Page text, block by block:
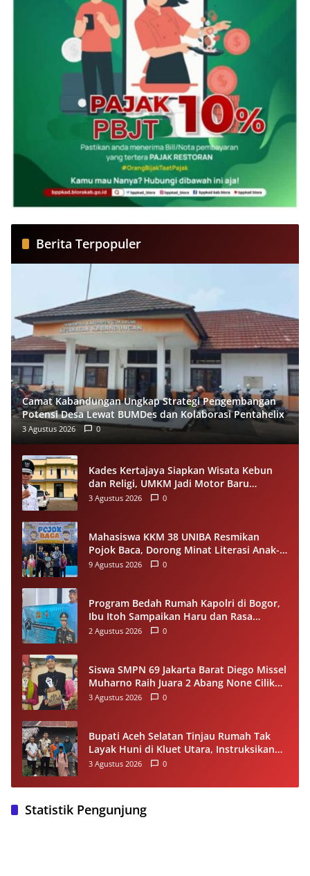
Berita Terpopuler
Camat Kabandungan Ungkap Strategi Pengembangan
Potensi Desa Lewat BUMDes dan Kolaborasi Pentahelix
3 Agustus 2026 0
Kades Kertajaya Siapkan Wisata Kebun
dan Religi, UMKM Jadi Motor Baru
Ekonomi Desa
3 Agustus 2026 0
Mahasiswa KKM 38 UNIBA Resmikan
Pojok Baca, Dorong Minat Literasi Anak-
anak Warga Desa Mekarbaru
9 Agustus 2026 0
Program Bedah Rumah Kapolri di Bogor,
Ibu Itoh Sampaikan Haru dan Rasa
Syukur
2 Agustus 2026 0
Siswa SMPN 69 Jakarta Barat Diego Missel
Muharno Raih Juara 2 Abang None Cilik
dan Remaja Kencur 2026
3 Agustus 2026 0
Bupati Aceh Selatan Tinjau Rumah Tak
Layak Huni di Kluet Utara, Instruksikan
Masuk Program Bantuan Rumah 2027
3 Agustus 2026 0
Statistik Pengunjung